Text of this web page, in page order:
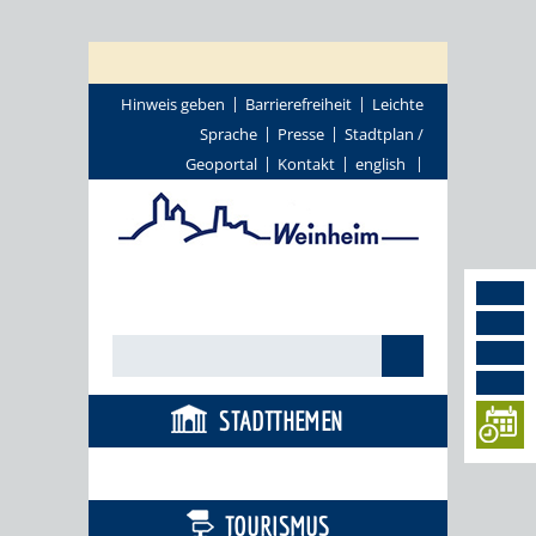
Hinweis geben Barrierefreiheit
Leichte
Sprache
Presse
Stadtplan /
Geoportal
Kontakt english
STADTTHEMEN
TOURISMUS